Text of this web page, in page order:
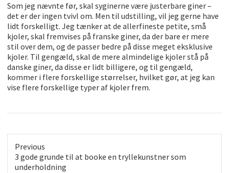
Som jeg nævnte før, skal syginerne være justerbare giner –
det er der ingen tvivl om. Men til udstilling, vil jeg gerne have
lidt forskelligt. Jeg tænker at de allerfineste petite, små
kjoler, skal fremvises på franske giner, da der bare er mere
stil over dem, og de passer bedre på disse meget eksklusive
kjoler. Til gengæld, skal de mere almindelige kjoler stå på
danske giner, da disse er lidt billigere, og til gengæld,
kommer i flere forskellige størrelser, hvilket gør, at jeg kan
vise flere forskellige typer af kjoler frem.
Previous
Previous
post:
3 gode grunde til at booke en tryllekunstner som
underholdning